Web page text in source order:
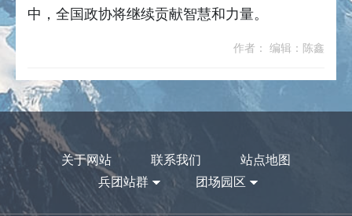
中，全国政协将继续贡献智慧和力量。
作者： 编辑：陈鑫
关于网站 联系我们
站点地图
兵团站群
团场园区